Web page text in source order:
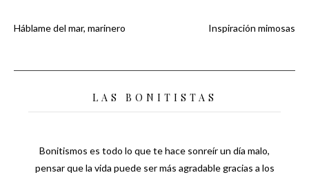
Navegación
de
entradas
Háblame del mar, marinero Inspiración mimosas
LAS BONITISTAS
Bonitismos es todo lo que te hace sonreír un día malo,
pensar que la vida puede ser más agradable gracias a los